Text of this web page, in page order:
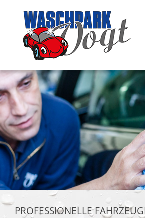
PROFESSIONELLE